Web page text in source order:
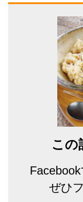
この
Facebook
ぜひ